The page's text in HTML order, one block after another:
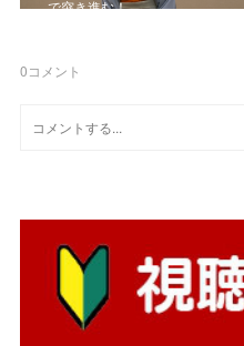
で突き進む！
0コメント